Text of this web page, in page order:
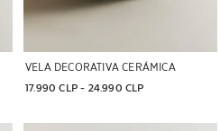
VELA DECORATIVA CERÁMICA
17.990 CLP - 24.990 CLP
Imagen cambiada a 1 de 6